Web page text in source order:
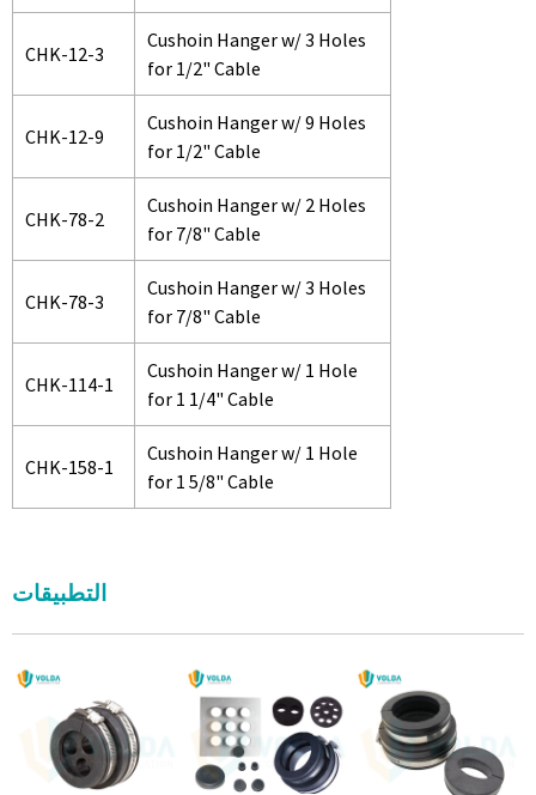
CHK-12-3
Cushoin Hanger w/ 3 Holes
for 1/2" Cable
CHK-12-9
Cushoin Hanger w/ 9 Holes
for 1/2" Cable
CHK-78-2
Cushoin Hanger w/ 2 Holes
for 7/8" Cable
CHK-78-3
Cushoin Hanger w/ 3 Holes
for 7/8" Cable
CHK-114-1
Cushoin Hanger w/ 1 Hole
for 1 1/4" Cable
CHK-158-1
Cushoin Hanger w/ 1 Hole
for 1 5/8" Cable
التطبيقات